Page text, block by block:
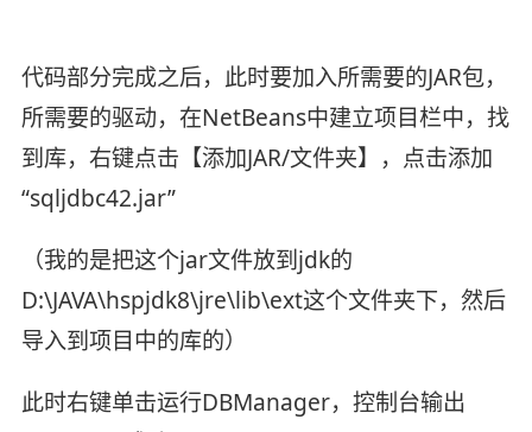
代码部分完成之后，此时要加入所需要的JAR包，
所需要的驱动，在NetBeans中建立项目栏中，找
到库，右键点击【添加JAR/文件夹】，点击添加
“sqljdbc42.jar”
（我的是把这个jar文件放到jdk的
D:\JAVA\hspjdk8\jre\lib\ext这个文件夹下，然后
导入到项目中的库的）
此时右键单击运行DBManager，控制台输出